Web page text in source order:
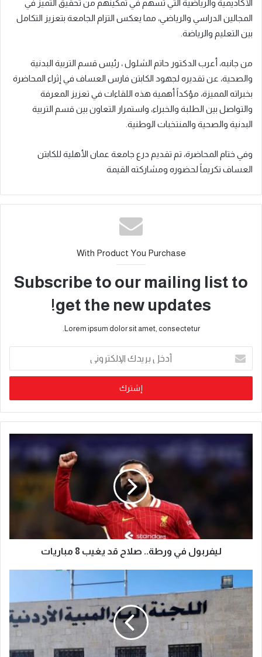
الأكاديمية والرياضية التي تسهم في تمكينهم من تحقيق التميز في
المجالين الدراسي والرياضي، مما يعكس التزام الجامعة بتعزيز التكامل
بين التعليم والرياضة.
من جانبه، أعرب الدكتور حاتم الشلول ، رئيس قسم التربية البدنية
والصحية، عن تقديره لجهود الكابتن فارس العساف في إثراء المحاضرة
بخبراته المميزة، مؤكداً أهمية هذه اللقاءات في تعزيز المعرفة
والتواصل بين الطلبة والخبراء، واستمرار التعاون بين قسم التربية
البدنية والصحية والمنتخبات الوطنية.
وفي ختام المحاضرة، تم تقديم درع جامعة عمان الأهلية للكابتن
العساف تكريماً لحضوره ومشاركته القيمة
With Product You Purchase
Subscribe to our mailing list to
get the new updates!
Lorem ipsum dolor sit amet, consectetur.
ليفربول في ورطة.. صلاح قد يغيب 8 مباريات